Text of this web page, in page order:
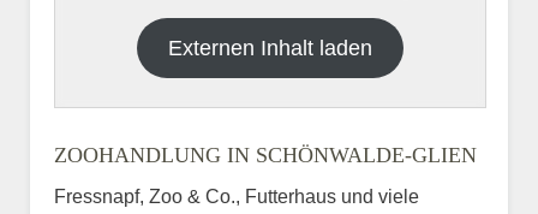
Externen Inhalt laden
ZOOHANDLUNG IN SCHÖNWALDE-GLIEN
Fressnapf, Zoo & Co., Futterhaus und viele